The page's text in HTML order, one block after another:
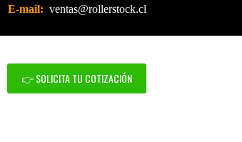
E-mail: ventas@rollerstock.cl
Mallas de Seguridad
👉 SOLICITA TU COTIZACIÓN